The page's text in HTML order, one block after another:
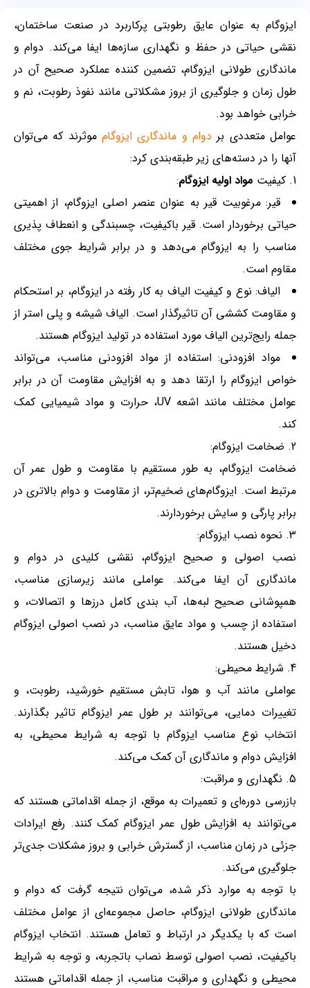
ایزوگام به عنوان عایق رطوبتی پرکاربرد در صنعت ساختمان،
نقشی حیاتی در حفظ و نگهداری سازه‌ها ایفا می‌کند. دوام و
ماندگاری طولانی ایزوگام، تضمین کننده عملکرد صحیح آن در
طول زمان و جلوگیری از بروز مشکلاتی مانند نفوذ رطوبت، نم و
خرابی خواهد بود.
عوامل متعددی بر دوام و ماندگاری ایزوگامموثرند که می‌توان
آنها را در دسته‌های زیر طبقه‌بندی کرد:
کیفیت مواد اولیه ایزوگام:
قیر: مرغوبیت قیر به عنوان عنصر اصلی ایزوگام، از اهمیتی
حیاتی برخوردار است. قیر باکیفیت، چسبندگی و انعطاف پذیری
مناسب را به ایزوگام می‌دهد و در برابر شرایط جوی مختلف
مقاوم است.
الیاف: نوع و کیفیت الیاف به کار رفته در ایزوگام، بر استحکام
و مقاومت کششی آن تاثیرگذار است. الیاف شیشه و پلی استر از
جمله رایج‌ترین الیاف مورد استفاده در تولید ایزوگام هستند.
مواد افزودنی: استفاده از مواد افزودنی مناسب، می‌تواند
خواص ایزوگام را ارتقا دهد و به افزایش مقاومت آن در برابر
عوامل مختلف مانند اشعه UV، حرارت و مواد شیمیایی کمک
کند.
ضخامت ایزوگام:
ضخامت ایزوگام، به طور مستقیم با مقاومت و طول عمر آن
مرتبط است. ایزوگام‌های ضخیم‌تر، از مقاومت و دوام بالاتری در
برابر پارگی و سایش برخوردارند.
نحوه نصب ایزوگام:
نصب اصولی و صحیح ایزوگام، نقشی کلیدی در دوام و
ماندگاری آن ایفا می‌کند. عواملی مانند زیرسازی مناسب،
همپوشانی صحیح لبه‌ها، آب بندی کامل درزها و اتصالات، و
استفاده از چسب و مواد عایق مناسب، در نصب اصولی ایزوگام
دخیل هستند.
شرایط محیطی:
عواملی مانند آب و هوا، تابش مستقیم خورشید، رطوبت، و
تغییرات دمایی، می‌توانند بر طول عمر ایزوگام تاثیر بگذارند.
انتخاب نوع مناسب ایزوگام با توجه به شرایط محیطی، به
افزایش دوام و ماندگاری آن کمک می‌کند.
نگهداری و مراقبت:
بازرسی دوره‌ای و تعمیرات به موقع، از جمله اقداماتی هستند که
می‌توانند به افزایش طول عمر ایزوگام کمک کنند. رفع ایرادات
جزئی در زمان مناسب، از گسترش خرابی و بروز مشکلات جدی‌تر
جلوگیری می‌کند.
با توجه به موارد ذکر شده، می‌توان نتیجه گرفت که دوام و
ماندگاری طولانی ایزوگام، حاصل مجموعه‌ای از عوامل مختلف
است که با یکدیگر در ارتباط و تعامل هستند. انتخاب ایزوگام
باکیفیت، نصب اصولی توسط نصاب باتجربه، و توجه به شرایط
محیطی و نگهداری و مراقبت مناسب، از جمله اقداماتی هستند